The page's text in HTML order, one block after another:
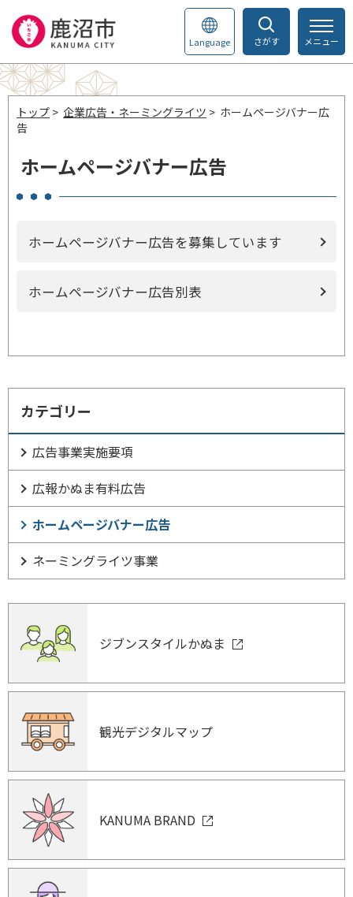
さがす
Language メニュー
トップ > 企業広告・ネーミングライツ > ホームページバナー広
告
ホームページバナー広告
ホームページバナー広告を募集しています
ホームページバナー広告別表
カテゴリー
広告事業実施要項
広報かぬま有料広告
ホームページバナー広告
ネーミングライツ事業
ジブンスタイルかぬま
観光デジタルマップ
KANUMA BRAND